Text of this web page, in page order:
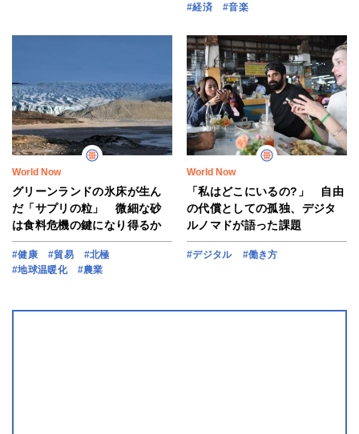
#経済
#音楽
World Now
グリーンランドの氷床が生ん
だ「サプリの粒」 微細な砂
は食料危機の鍵になり得るか
#健康 #貿易
#北極
#地球温暖化
#農業
World Now
「私はどこにいるの?」 自由
の代償としての孤独、デジタ
ルノマドが語った課題
#デジタル #働き方